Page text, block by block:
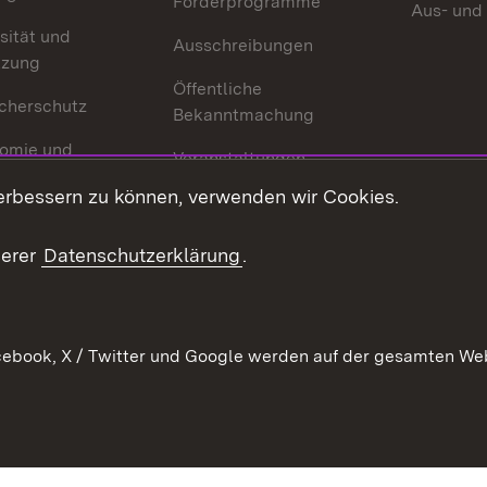
und
und
Ausschreibungen
Öffentliche
Bekanntmachung
Veranstaltungen
Mediathek
Publikationen
Aus-
zu können, verwenden wir Cookies.
Datenschutzerklärung.
X / Twitter und Google werden auf der gesamten